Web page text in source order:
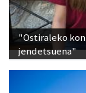
"Ostiraleko
jendetsuena"